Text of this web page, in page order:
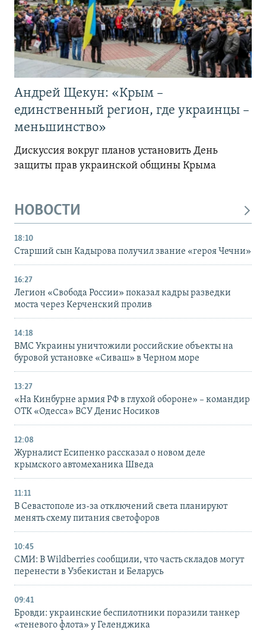
Андрей Щекун: «Крым –
единственный регион, где украинцы –
меньшинство»
Дискуссия вокруг планов установить День
защиты прав украинской общины Крыма
НОВОСТИ
18:10
Старший сын Кадырова получил звание «героя Чечни»
16:27
Легион «Свобода России» показал кадры разведки
моста через Керченский пролив
14:18
ВМС Украины уничтожили российские объекты на
буровой установке «Сиваш» в Черном море
13:27
«На Кинбурне армия РФ в глухой обороне» – командир
ОТК «Одесса» ВСУ Денис Носиков
12:08
Журналист Есипенко рассказал о новом деле
крымского автомеханика Шведа
11:11
В Севастополе из-за отключений света планируют
менять схему питания светофоров
10:45
СМИ: В Wildberries сообщили, что часть складов могут
перенести в Узбекистан и Беларусь
09:41
Бровди: украинские беспилотники поразили танкер
«теневого флота» у Геленджика